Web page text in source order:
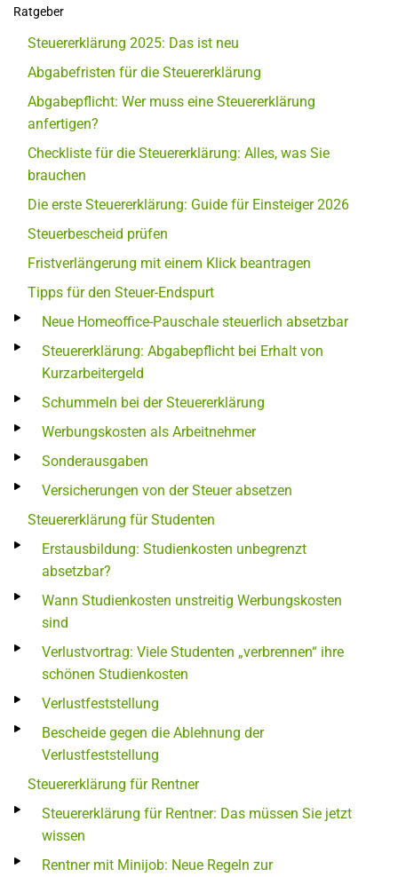
Ratgeber
Steuererklärung 2025: Das ist neu
Abgabefristen für die Steuererklärung
Abgabepflicht: Wer muss eine Steuererklärung
anfertigen?
Checkliste für die Steuererklärung: Alles, was Sie
brauchen
Die erste Steuererklärung: Guide für Einsteiger 2026
Steuerbescheid prüfen
Fristverlängerung mit einem Klick beantragen
Tipps für den Steuer-Endspurt
Neue Homeoffice-Pauschale steuerlich absetzbar
Steuererklärung: Abgabepflicht bei Erhalt von
Kurzarbeitergeld
Schummeln bei der Steuererklärung
Werbungskosten als Arbeitnehmer
Sonderausgaben
Versicherungen von der Steuer absetzen
Steuererklärung für Studenten
Erstausbildung: Studienkosten unbegrenzt
absetzbar?
Wann Studienkosten unstreitig Werbungskosten
sind
Verlustvortrag: Viele Studenten „verbrennen“ ihre
schönen Studienkosten
Verlustfeststellung
Bescheide gegen die Ablehnung der
Verlustfeststellung
Steuererklärung für Rentner
Steuererklärung für Rentner: Das müssen Sie jetzt
wissen
Rentner mit Minijob: Neue Regeln zur